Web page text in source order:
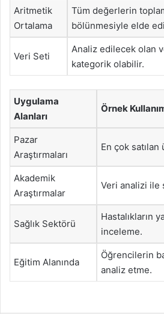
Aritmetik
Ortalama
Tüm değerlerin
bölünmesiyle elde
Veri Seti
Analiz edilecek olan
kategorik olabilir.
Uygulama
Alanları
Örnek
Pazar
Araştırmaları
En çok
Akademik
Araştırmalar
Veri analizi ile
Sağlık Sektörü
Hastalıkların
inceleme.
Eğitim Alanında
Öğrencilerin
analiz etme.